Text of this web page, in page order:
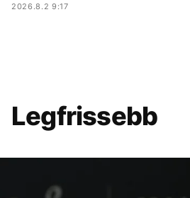
2026.8.2 9:17
Legfrissebb